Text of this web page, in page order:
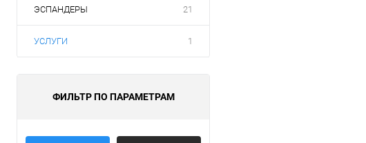
ЭСПАНДЕРЫ 21
УСЛУГИ 1
ФИЛЬТР ПО ПАРАМЕТРАМ